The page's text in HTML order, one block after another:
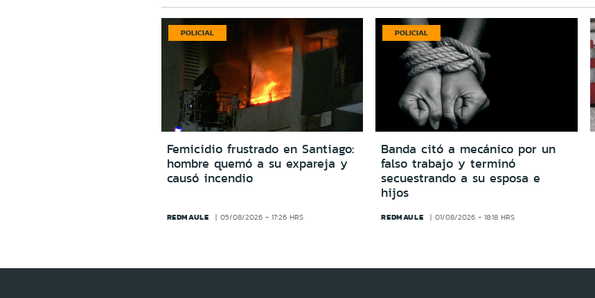
POLICIAL
Femicidio frustrado en Santiago:
hombre quemó a su expareja y
causó incendio
REDMAULE 05/08/2026 - 17:26 HRS
POLICIAL
Banda citó a mecánico por un
falso trabajo y terminó
secuestrando a su esposa e
hijos
REDMAULE 01/08/2026 - 18:18 HRS